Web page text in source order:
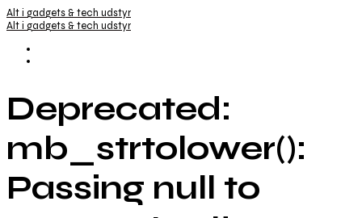
Alt i gadgets & tech udstyr
Alt i gadgets & tech udstyr
Deprecated:
mb_strtolower():
Passing null to